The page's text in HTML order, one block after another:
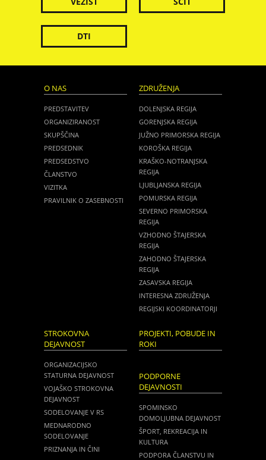
DTI
O NAS
PREDSTAVITEV
ORGANIZIRANOST
SKUPŠČINA
PREDSEDNIK
PREDSEDSTVO
ČLANSTVO
VIZITKA
PRAVILNIK O ZASEBNOSTI
ZDRUŽENJA
DOLENJSKA REGIJA
GORENJSKA REGIJA
JUŽNO PRIMORSKA REGIJA
KOROŠKA REGIJA
KRAŠKO-NOTRANJSKA
REGIJA
LJUBLJANSKA REGIJA
POMURSKA REGIJA
SEVERNO PRIMORSKA
REGIJA
VZHODNO ŠTAJERSKA
REGIJA
ZAHODNO ŠTAJERSKA
REGIJA
ZASAVSKA REGIJA
INTERESNA ZDRUŽENJA
REGIJSKI KOORDINATORJI
STROKOVNA
DEJAVNOST
ORGANIZACIJSKO
STATURNA DEJAVNOST
VOJAŠKO STROKOVNA
DEJAVNOST
SODELOVANJE V RS
MEDNARODNO
SODELOVANJE
PRIZNANJA IN ČINI
PROJEKTI, POBUDE IN
ROKI
PODPORNE
DEJAVNOSTI
SPOMINSKO
DOMOLJUBNA DEJAVNOST
ŠPORT, REKREACIJA IN
KULTURA
PODPORA ČLANSTVU IN